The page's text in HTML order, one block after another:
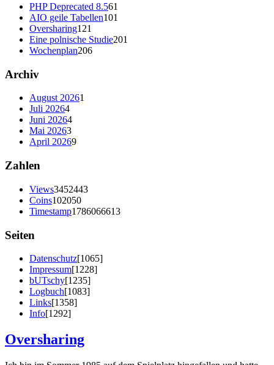
PHP Deprecated 8.561
AIO geile Tabellen101
Oversharing121
Eine polnische Studie201
Wochenplan206
Archiv
August 20261
Juli 20264
Juni 20264
Mai 20263
April 20269
Zahlen
Views3452443
Coins102050
Timestamp1786066613
Seiten
Datenschutz[1065]
Impressum[1228]
bUTschy[1235]
Logbuch[1083]
Links[1358]
Info[1292]
Oversharing